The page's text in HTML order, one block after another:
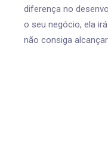
diferença no
o seu negócio, ela
não consiga